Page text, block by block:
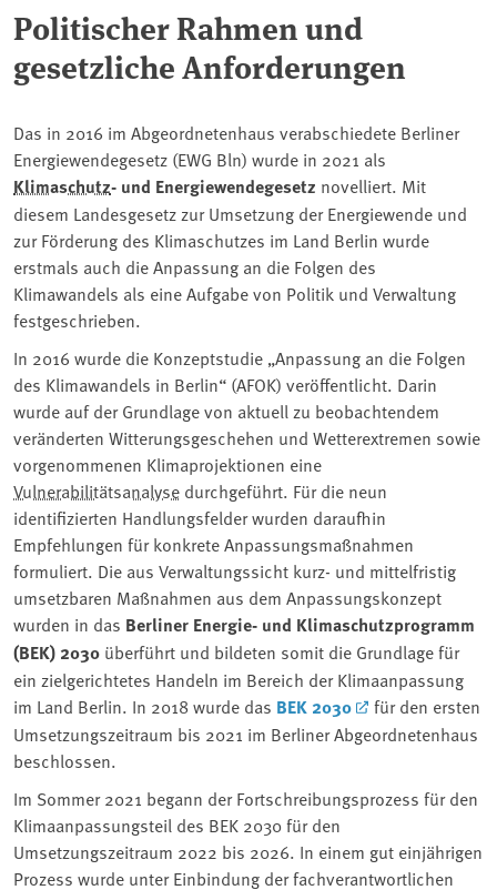
Politischer Rahmen und
gesetzliche Anforderungen
Das in 2016 im Abgeordnetenhaus verabschiedete Berliner
Energiewendegesetz (EWG Bln) wurde in 2021 als
Klimaschutz- und Energiewendegesetz novelliert. Mit
diesem Landesgesetz zur Umsetzung der Energiewende und
zur Förderung des Klimaschutzes im Land Berlin wurde
erstmals auch die Anpassung an die Folgen des
Klimawandels als eine Aufgabe von Politik und Verwaltung
festgeschrieben.
In 2016 wurde die Konzeptstudie „Anpassung an die Folgen
des Klimawandels in Berlin“ (AFOK) veröffentlicht. Darin
wurde auf der Grundlage von aktuell zu beobachtendem
veränderten Witterungsgeschehen und Wetterextremen sowie
vorgenommenen Klimaprojektionen eine
Vulnerabilitätsanalyse durchgeführt. Für die neun
identifizierten Handlungsfelder wurden daraufhin
Empfehlungen für konkrete Anpassungsmaßnahmen
formuliert. Die aus Verwaltungssicht kurz- und mittelfristig
umsetzbaren Maßnahmen aus dem Anpassungskonzept
wurden in das Berliner Energie- und Klimaschutzprogramm
(BEK) 2030 überführt und bildeten somit die Grundlage für
ein zielgerichtetes Handeln im Bereich der Klimaanpassung
im Land Berlin. In 2018 wurde das BEK 2030
für den ersten
Umsetzungszeitraum bis 2021 im Berliner Abgeordnetenhaus
beschlossen.
Im Sommer 2021 begann der Fortschreibungsprozess für den
Klimaanpassungsteil des BEK 2030 für den
Umsetzungszeitraum 2022 bis 2026. In einem gut einjährigen
Prozess wurde unter Einbindung der fachverantwortlichen